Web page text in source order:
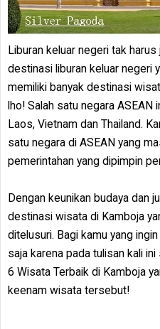
Liburan keluar negeri tak
destinasi liburan keluar negeri
memiliki banyak destinasi
lho! Salah satu negara
Laos, Vietnam dan Thailand.
satu negara di ASEAN yang
pemerintahan yang dipimpin
Dengan keunikan budaya dan
destinasi wisata di Kamboja
ditelusuri. Bagi kamu yang
saja karena pada tulisan kali
6 Wisata Terbaik di Kamboja
keenam wisata tersebut!